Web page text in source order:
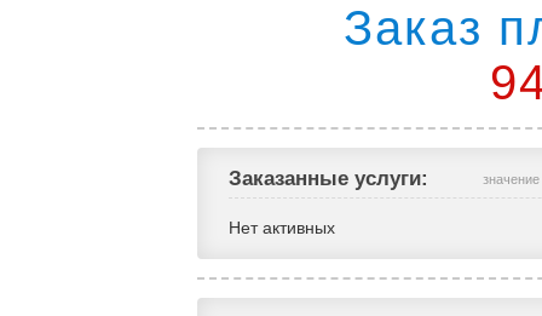
Заказ
Заказанные услуги: значение
Нет активных